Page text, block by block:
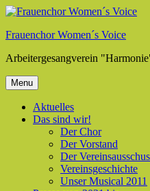
Skip
content
Frauenchor Women´s Voice
Arbeitergesangverein
Menu
Aktuelles
Das sind wir!
Der Chor
Der Vorstand
Der
Vereinsgeschichte
Unser Musical 2011